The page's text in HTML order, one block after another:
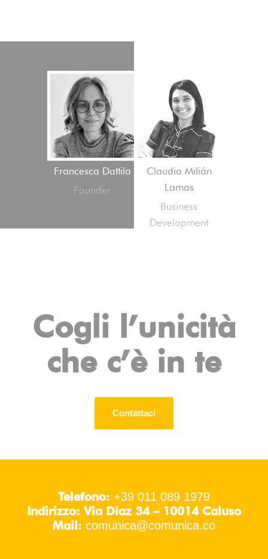
Francesca Dattila
Founder
Claudia Milián
Lamas
Business
Development
Cogli l’unicità
che c’è in te
Contattaci
Telefono: +39 011 089 1979
Indirizzo: Via Diaz 34 – 10014 Caluso
Mail: comunica@comunica.co